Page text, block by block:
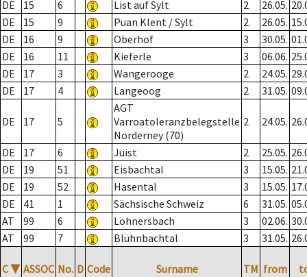
DE
15 6 List auf Sylt 2 26.05.
DE
15 9 Puan Klent / Sylt 2 26.05.
DE
16 9 Oberhof 3 30.05.
DE
16 11 Kieferle 3 06.06.
DE
17 3 Wangerooge 2 24.05.
DE
17 4 Langeoog 2 31.05.
DE 17 5
AGT
Varroatoleranzbelegstelle
Norderney (70)
2 24.05.
DE 17 6 Juist 2 25.05.
DE
19 51 Eisbachtal 3 15.05.
DE
19 52 Hasental 3 15.05.
DE
41 1 Sächsische Schweiz 6 31.05.
AT
99 6 Löhnersbach 3 02.06.
AT
99 7 Blühnbachtal 3 31.05.
C ▼ ASSOC No. D Code Surname TM from